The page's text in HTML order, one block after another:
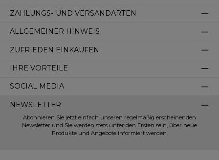
ZAHLUNGS- UND VERSANDARTEN
ALLGEMEINER HINWEIS
ZUFRIEDEN EINKAUFEN
IHRE VORTEILE
SOCIAL MEDIA
NEWSLETTER
Abonnieren Sie jetzt einfach unseren regelmäßig erscheinenden
Newsletter und Sie werden stets unter den Ersten sein, über neue
Produkte und Angebote informiert werden.